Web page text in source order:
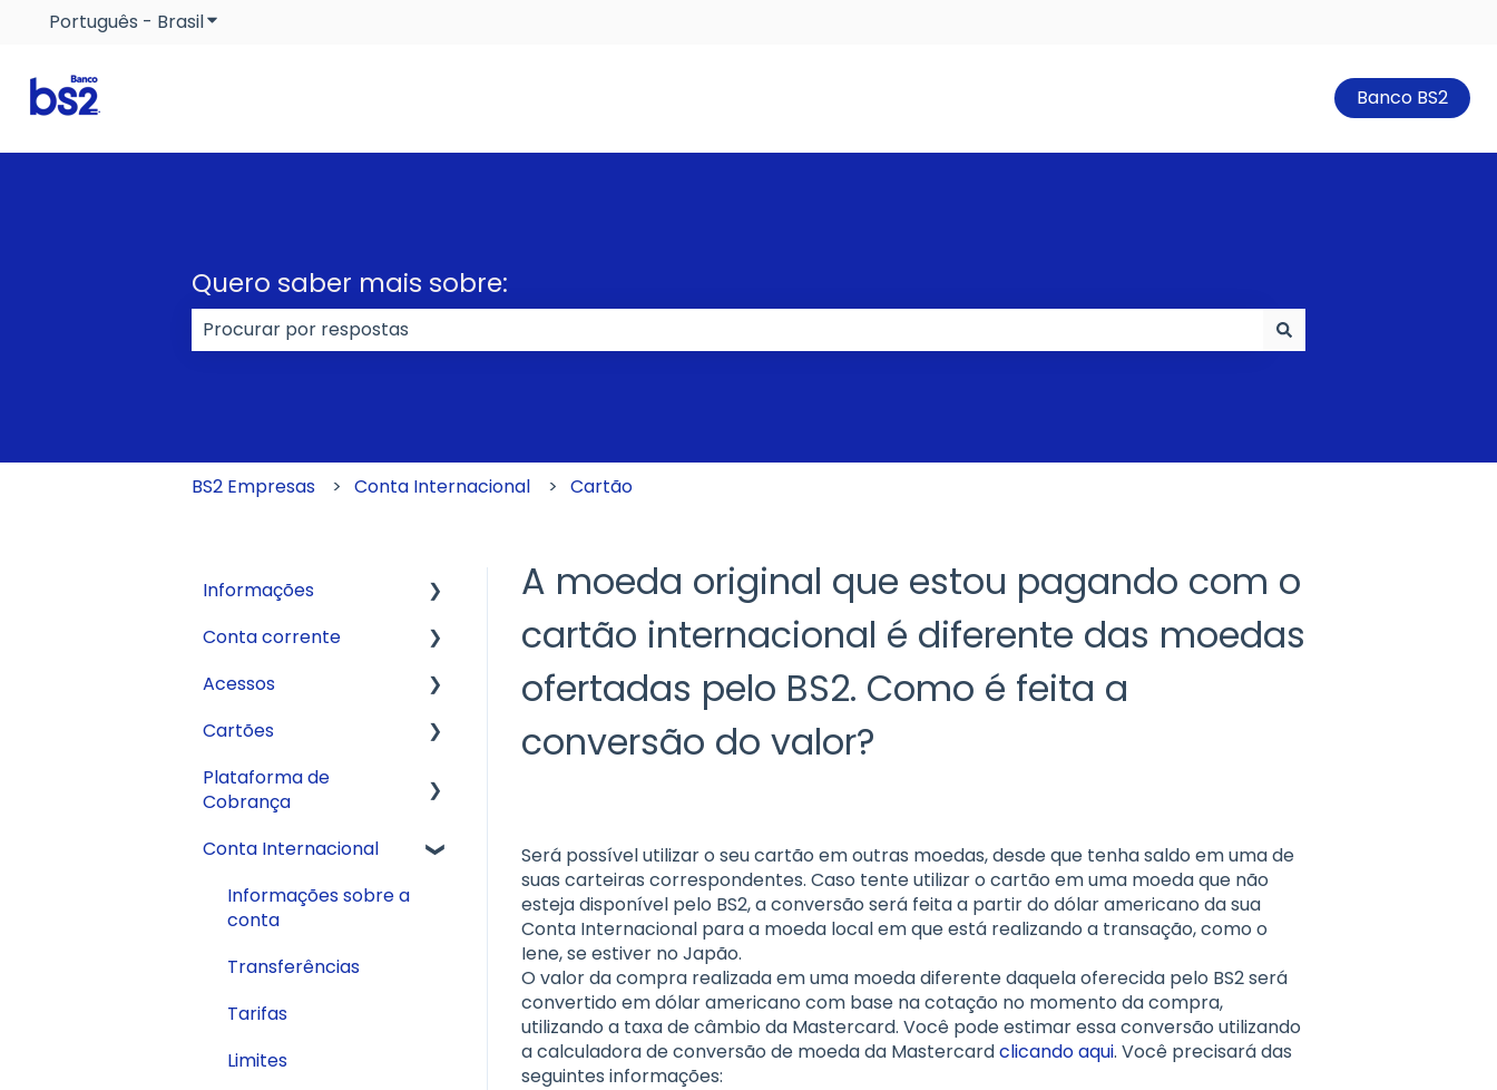
Português - BrasilMostrar submenu para traduções
Banco BS2
Quero saber mais sobre:
BS2 Empresas Conta Internacional Cartão
A moeda original que estou pagando com o
cartão internacional é diferente das moedas
ofertadas pelo BS2. Como é feita a
conversão do valor?
Será possível utilizar o seu cartão em outras moedas, desde que tenha saldo em uma de
suas carteiras correspondentes. Caso tente utilizar o cartão em uma moeda que não
esteja disponível pelo BS2, a conversão será feita a partir do dólar americano da sua
Conta Internacional para a moeda local em que está realizando a transação, como o
Iene, se estiver no Japão.
O valor da compra realizada em uma moeda diferente daquela oferecida pelo BS2 será
convertido em dólar americano com base na cotação no momento da compra,
utilizando a taxa de câmbio da Mastercard. Você pode estimar essa conversão utilizando
a calculadora de conversão de moeda da Mastercardclicando aqui. Você precisará das
seguintes informações:
Informações
Fale com a gente
Crédito
Conta corrente
Abertura de conta
API
Informações sobre a
conta
Pagamentos
Extrato
Acessos
Aplicativo
Internet Banking
Cartões
Cartão de Débito
Cartão Internacional
Plataforma de
Cobrança
Boletos
CNAB 400
Conta Internacional
Informações sobre a
conta
Transferências
Tarifas
Limites